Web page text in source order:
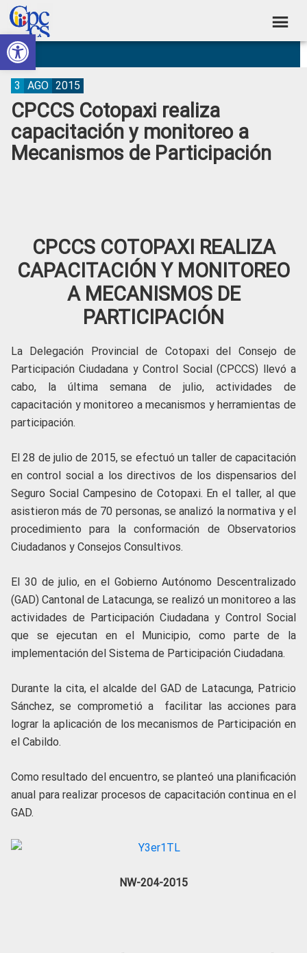
Abrir barra de herramientas
Skip
to
primary
navigation
Skip
to
main
content
Skip
to
primary
sidebar
Skip
to
footer
Consejo
de
Participación
Ciudadana
Control
Construyendo
Poder
Ciudadano
CPCCS Cotopaxi realiza
capacitación y monitoreo a
Mecanismos de Participación
3 AGO 2015
CPCCS COTOPAXI REALIZA
CAPACITACIÓN Y MONITOREO
A MECANISMOS DE
PARTICIPACIÓN
La Delegación Provincial de Cotopaxi del Consejo de
Participación Ciudadana y Control Social (CPCCS) llevó a
cabo, la última semana de julio, actividades de
capacitación y monitoreo a mecanismos y herramientas de
participación.
El 28 de julio de 2015, se efectuó un taller de capacitación
en control social a los directivos de los dispensarios del
Seguro Social Campesino de Cotopaxi. En el taller, al que
asistieron más de 70 personas, se analizó la normativa y el
procedimiento para la conformación de Observatorios
Ciudadanos y Consejos Consultivos.
El 30 de julio, en el Gobierno Autónomo Descentralizado
(GAD) Cantonal de Latacunga, se realizó un monitoreo a las
actividades de Participación Ciudadana y Control Social
que se ejecutan en el Municipio, como parte de la
implementación del Sistema de Participación Ciudadana.
Durante la cita, el alcalde del GAD de Latacunga, Patricio
Sánchez, se comprometió a facilitar las acciones para
lograr la aplicación de los mecanismos de Participación en
el Cabildo.
Como resultado del encuentro, se planteó una planificación
anual para realizar procesos de capacitación continua en el
GAD.
NW-204-2015